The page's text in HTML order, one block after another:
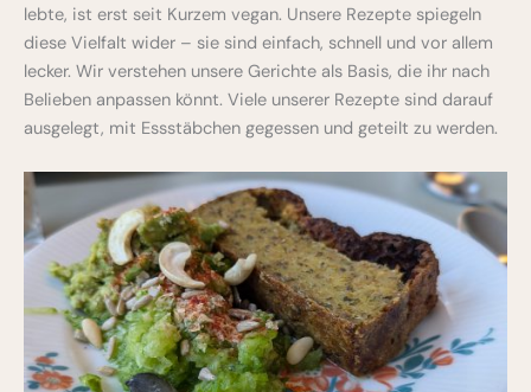
lebte, ist erst seit Kurzem vegan. Unsere Rezepte spiegeln
diese Vielfalt wider – sie sind einfach, schnell und vor allem
lecker. Wir verstehen unsere Gerichte als Basis, die ihr nach
Belieben anpassen könnt. Viele unserer Rezepte sind darauf
ausgelegt, mit Essstäbchen gegessen und geteilt zu werden.